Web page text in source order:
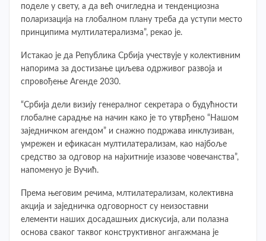
поделе у свету, а да већ очигледна и тенденциозна
поларизација на глобалном плану треба да уступи место
принципима мултилатерализма”, рекао је.
Истакао је да Република Србија учествује у колективним
напорима за достизање циљева одрживог развоја и
спровођење Агенде 2030.
“Србија дели визију генералног секретара о будућности
глобалне сарадње на начин како је то утврђено “Нашом
заједничком агендом” и снажно подржава инклузиван,
умрежен и ефикасан мултилатерализам, као најбоље
средство за одговор на најхитније изазове човечанства”,
напоменуо је Вучић.
Према његовим речима, млтилатерализам, колективна
акција и заједничка одговорност су неизоставни
елементи наших досадашњих дискусија, али полазна
основа сваког таквог конструктивног ангажмана је